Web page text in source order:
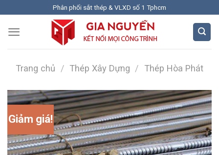
content
Phân phối sắt thép & VLXD số 1 Tphcm
Trang chủ / Thép Xây Dựng / Thép Hòa Phát
Giảm giá!